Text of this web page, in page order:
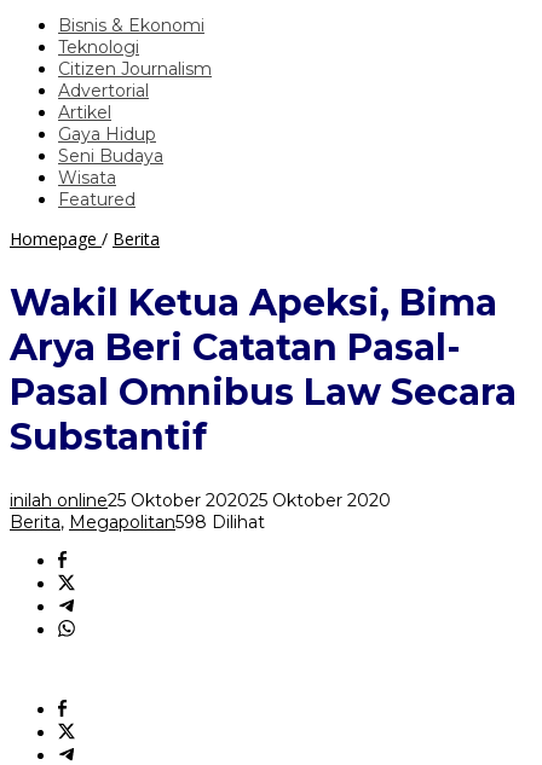
Bisnis & Ekonomi
Teknologi
Citizen Journalism
Advertorial
Artikel
Gaya Hidup
Seni Budaya
Wisata
Featured
Homepage / Berita
Bima
Arya
Beri
Catatan
Pasal-
Pasal
Omnibus
Secara
Substantif
Wakil Ketua Apeksi, Bima
Arya Beri Catatan Pasal-
Pasal Omnibus Law Secara
Substantif
inilah online25 Oktober 202025 Oktober 2020
Berita, Megapolitan598 Dilihat